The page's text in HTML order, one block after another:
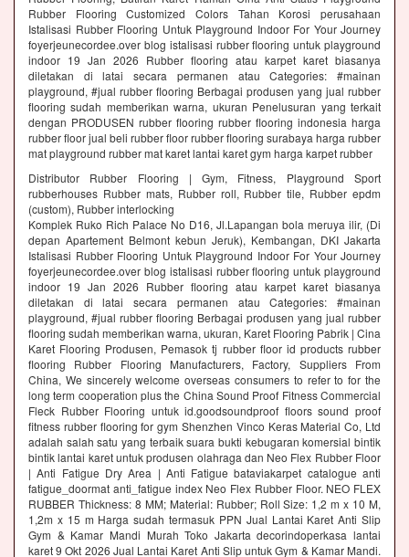
Rubber Flooring Customized Colors Tahan Korosi perusahaan
Istalisasi Rubber Flooring Untuk Playground Indoor For Your Journey
foyerjeunecordee.over blog istalisasi rubber flooring untuk playground
indoor 19 Jan 2026 Rubber flooring atau karpet karet biasanya
diletakan di latai secara permanen atau Categories: #mainan
playground, #jual rubber flooring Berbagai produsen yang jual rubber
flooring sudah memberikan warna, ukuran Penelusuran yang terkait
dengan PRODUSEN rubber flooring rubber flooring indonesia harga
rubber floor jual beli rubber floor rubber flooring surabaya harga rubber
mat playground rubber mat karet lantai karet gym harga karpet rubber
Distributor Rubber Flooring | Gym, Fitness, Playground Sport
rubberhouses Rubber mats, Rubber roll, Rubber tile, Rubber epdm
(custom), Rubber interlocking
Komplek Ruko Rich Palace No D16, Jl.Lapangan bola meruya ilir, (Di
depan Apartement Belmont kebun Jeruk), Kembangan, DKI Jakarta
Istalisasi Rubber Flooring Untuk Playground Indoor For Your Journey
foyerjeunecordee.over blog istalisasi rubber flooring untuk playground
indoor 19 Jan 2026 Rubber flooring atau karpet karet biasanya
diletakan di latai secara permanen atau Categories: #mainan
playground, #jual rubber flooring Berbagai produsen yang jual rubber
flooring sudah memberikan warna, ukuran, Karet Flooring Pabrik | Cina
Karet Flooring Produsen, Pemasok tj rubber floor id products rubber
flooring Rubber Flooring Manufacturers, Factory, Suppliers From
China, We sincerely welcome overseas consumers to refer to for the
long term cooperation plus the China Sound Proof Fitness Commercial
Fleck Rubber Flooring untuk id.goodsoundproof floors sound proof
fitness rubber flooring for gym Shenzhen Vinco Keras Material Co, Ltd
adalah salah satu yang terbaik suara bukti kebugaran komersial bintik
bintik lantai karet untuk produsen olahraga dan Neo Flex Rubber Floor
| Anti Fatigue Dry Area | Anti Fatigue bataviakarpet catalogue anti
fatigue_doormat anti_fatigue index Neo Flex Rubber Floor. NEO FLEX
RUBBER Thickness: 8 MM; Material: Rubber; Roll Size: 1,2 m x 10 M,
1,2m x 15 m Harga sudah termasuk PPN Jual Lantai Karet Anti Slip
Gym & Kamar Mandi Murah Toko Jakarta decorindoperkasa lantai
karet 9 Okt 2026 Jual Lantai Karet Anti Slip untuk Gym & Kamar Mandi.